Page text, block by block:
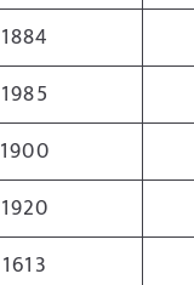
1884
1985
1900
1920
1613